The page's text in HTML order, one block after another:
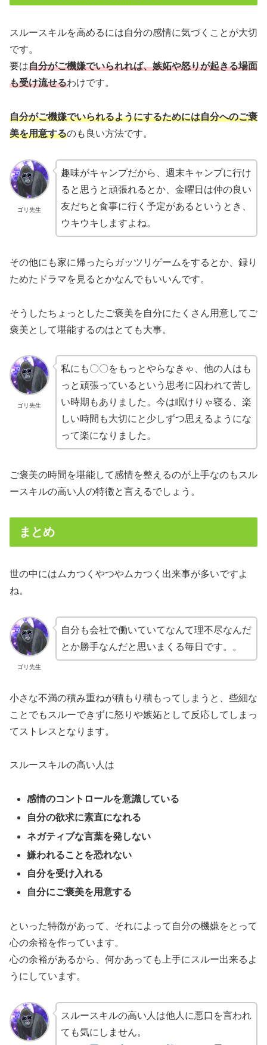
スルースキルを高めるには自分の感情に気づくことが大切
です。
要は自分がご機嫌でいられれば、嫉妬や怒りが起きる場面
も受け流せるわけです。
自分がご機嫌でいられるようにするためには自分へのご褒
美を用意するのも良い方法です。
ゴリ先生
趣味がキャンプだから、週末キャンプに行け
ると思うと頑張れるとか、金曜日は仲の良い
友だちと食事に行く予定があるというとき、
ウキウキしますよね。
その他にも家に帰ったらガッツリゲームをするとか、録り
ためたドラマを見るとかなんでもいいんです。
そうしたちょっとしたご褒美を自分にたくさん用意してご
褒美として堪能するのはとても大事。
ゴリ先生
私にも〇〇をもっとやらなきゃ、他の人はも
っと頑張っているという思考に囚われて苦し
い時期もありました。今は眠けりゃ寝る、楽
しい時間も大切にと少しずつ思えるようにな
って楽になりました。
ご褒美の時間を堪能して感情を整えるのが上手なのもスル
ースキルの高い人の特徴と言えるでしょう。
まとめ
世の中にはムカつくやつやムカつく出来事が多いですよ
ね。
ゴリ先生
自分も会社で働いていてなんて理不尽なんだ
とか勝手なんだと思いまくる毎日です。。
小さな不満の積み重ねが積もり積もってしまうと、些細な
ことでもスルーできずに怒りや嫉妬として反応してしまっ
てストレスとなります。
スルースキルの高い人は
感情のコントロールを意識している
自分の欲求に素直になれる
ネガティブな言葉を発しない
嫌われることを恐れない
自分を受け入れる
自分にご褒美を用意する
といった特徴があって、それによって自分の機嫌をとって
心の余裕を作っています。
心の余裕があるから、何かあっても上手にスルー出来るよ
うにしています。
スルースキルの高い人は他人に悪口を言われ
ても気にしません。